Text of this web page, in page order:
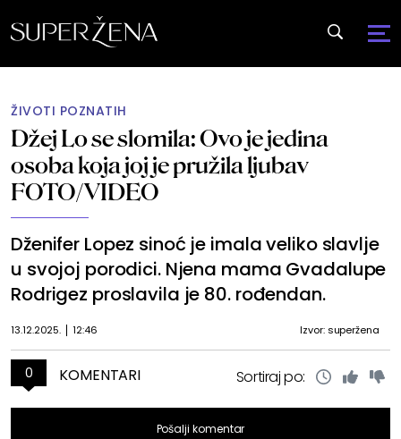
ŽIVOTI POZNATIH
Džej Lo se slomila: Ovo je jedina
osoba koja joj je pružila ljubav
FOTO/VIDEO
Dženifer Lopez sinoć je imala veliko slavlje
u svojoj porodici. Njena mama Gvadalupe
Rodrigez proslavila je 80. rođendan.
13.12.2025. 12:46 Izvor: superžena
0 KOMENTARI Sortiraj po:
Pošalji komentar